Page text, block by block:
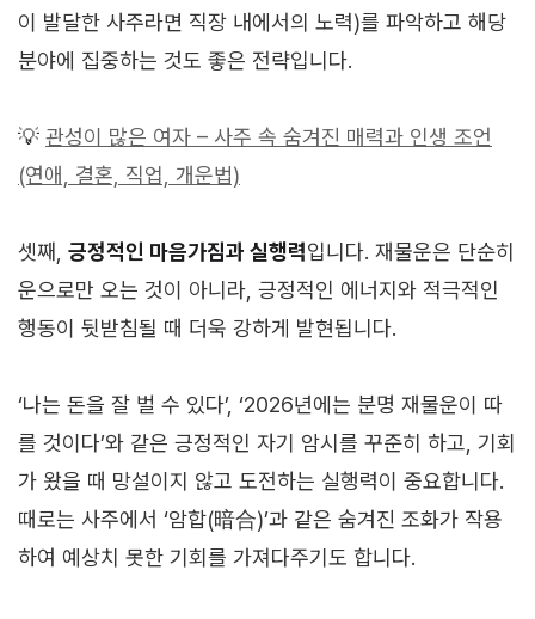
이 발달한 사주라면 직장 내에서의 노력)를 파악하고 해당
분야에 집중하는 것도 좋은 전략입니다.
💡 관성이 많은 여자 – 사주 속 숨겨진 매력과 인생 조언
(연애, 결혼, 직업, 개운법)
셋째, 긍정적인 마음가짐과 실행력입니다. 재물운은 단순히
운으로만 오는 것이 아니라, 긍정적인 에너지와 적극적인
행동이 뒷받침될 때 더욱 강하게 발현됩니다.
‘나는 돈을 잘 벌 수 있다’, ‘2026년에는 분명 재물운이 따
를 것이다’와 같은 긍정적인 자기 암시를 꾸준히 하고, 기회
가 왔을 때 망설이지 않고 도전하는 실행력이 중요합니다.
때로는 사주에서 ‘암합(暗合)’과 같은 숨겨진 조화가 작용
하여 예상치 못한 기회를 가져다주기도 합니다.